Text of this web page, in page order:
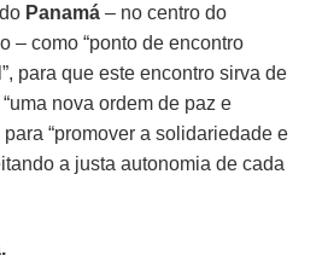
Panamá – no centro do
– como “ponto de encontro
para que este encontro sirva de
nova ordem de paz e
“promover a solidariedade e
a justa autonomia de cada